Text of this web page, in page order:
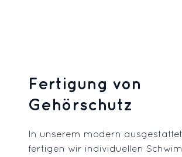
Fertigung von
Gehörschutz
In unserem modern
fertigen wir individuellen